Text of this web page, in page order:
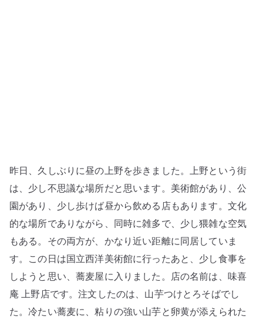
–
上
野
味
庵
の
山
芋
つ
昨日、久しぶりに昼の上野を歩きました。上野という街
は、少し不思議な場所だと思います。美術館があり、公
園があり、少し歩けば昼から飲める店もあります。文化
的な場所でありながら、同時に雑多で、少し猥雑な空気
もある。その両方が、かなり近い距離に同居していま
す。この日は国立西洋美術館に行ったあと、少し食事を
しようと思い、蕎麦屋に入りました。店の名前は、味喜
庵 上野店です。注文したのは、山芋つけとろそばでし
た。冷たい蕎麦に、粘りの強い山芋と卵黄が添えられた